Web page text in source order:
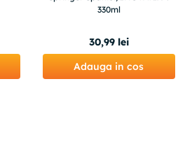
330ml
30,99 lei
Adauga in cos